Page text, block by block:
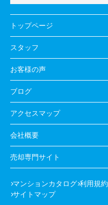
トップページ
スタッフ
お客様の声
ブログ
アクセスマップ
会社概要
売却専門サイト
マンションカタログ 利用規約
サイトマップ